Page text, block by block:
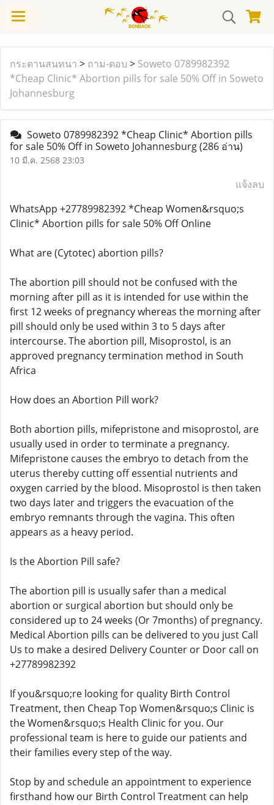
กระดานสนทนา > ถาม-ตอบ > Soweto 0789982392
*Cheap Clinic* Abortion pills for sale 50% Off in Soweto
Johannesburg
Soweto 0789982392 *Cheap Clinic* Abortion pills
for sale 50% Off in Soweto Johannesburg(286 อ่าน)
10 มี.ค. 2568 23:03
แจ้งลบ
WhatsApp +27789982392 *Cheap Women&rsquo;s
Clinic* Abortion pills for sale 50% Off Online
What are (Cytotec) abortion pills?
The abortion pill should not be confused with the
morning after pill as it is intended for use within the
first 12 weeks of pregnancy whereas the morning after
pill should only be used within 3 to 5 days after
intercourse. The abortion pill, Misoprostol, is an
approved pregnancy termination method in South
Africa
How does an Abortion Pill work?
Both abortion pills, mifepristone and misoprostol, are
usually used in order to terminate a pregnancy.
Mifepristone causes the embryo to detach from the
uterus thereby cutting off essential nutrients and
oxygen carried by the blood. Misoprostol is then taken
two days later and triggers the evacuation of the
embryo remnants through the vagina. This often
appears as a heavy period.
Is the Abortion Pill safe?
The abortion pill is usually safer than a medical
abortion or surgical abortion but should only be
considered up to 24 weeks (Or 7months) of pregnancy.
Medical Abortion pills can be delivered to you just Call
Us to make a desired Delivery Counter or Door call on
+27789982392
If you&rsquo;re looking for quality Birth Control
Treatment, then Cheap Top Women&rsquo;s Clinic is
the Women&rsquo;s Health Clinic for you. Our
professional team is here to guide our patients and
their families every step of the way.
Stop by and schedule an appointment to experience
firsthand how our Birth Control Treatment can help